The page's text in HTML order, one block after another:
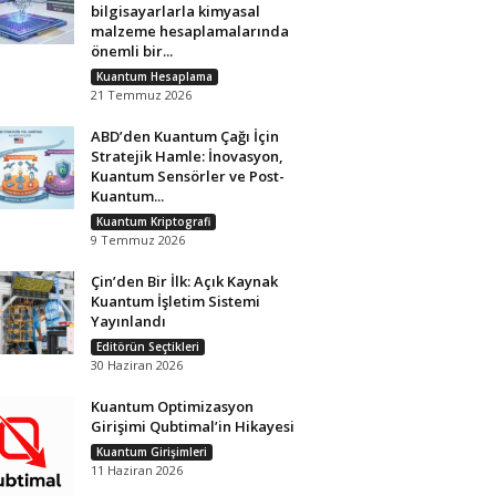
bilgisayarlarla kimyasal
malzeme hesaplamalarında
önemli bir...
Kuantum Hesaplama
21 Temmuz 2026
ABD’den Kuantum Çağı İçin
Stratejik Hamle: İnovasyon,
Kuantum Sensörler ve Post-
Kuantum...
Kuantum Kriptografi
9 Temmuz 2026
Çin’den Bir İlk: Açık Kaynak
Kuantum İşletim Sistemi
Yayınlandı
Editörün Seçtikleri
30 Haziran 2026
Kuantum Optimizasyon
Girişimi Qubtimal’in Hikayesi
Kuantum Girişimleri
11 Haziran 2026